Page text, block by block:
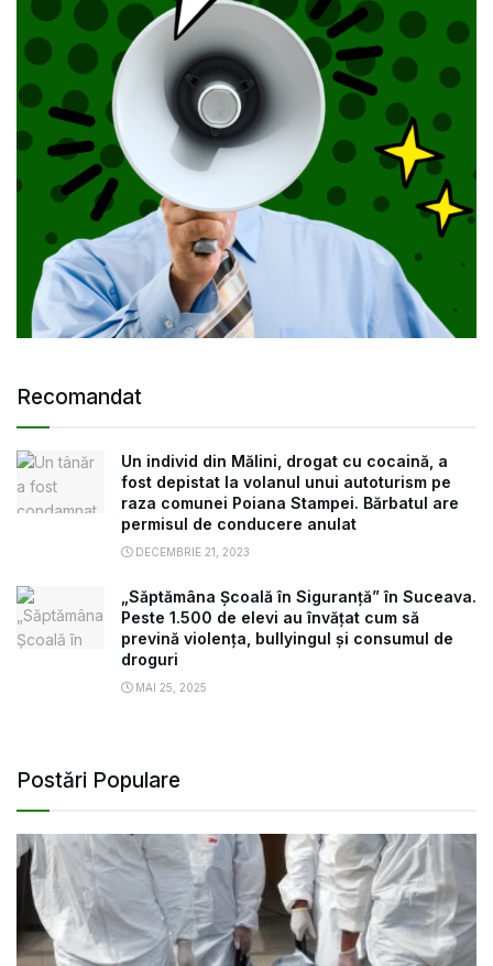
Recomandat
Un individ din Mălini, drogat cu cocaină, a
fost depistat la volanul unui autoturism pe
raza comunei Poiana Stampei. Bărbatul are
permisul de conducere anulat
DECEMBRIE 21, 2023
„Săptămâna Școală în Siguranță” în Suceava.
Peste 1.500 de elevi au învățat cum să
prevină violența, bullyingul și consumul de
droguri
MAI 25, 2025
Postări Populare